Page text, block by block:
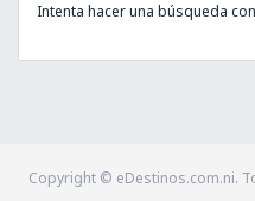
Intenta hacer una búsqueda
Copyright © eDestinos.com.ni.